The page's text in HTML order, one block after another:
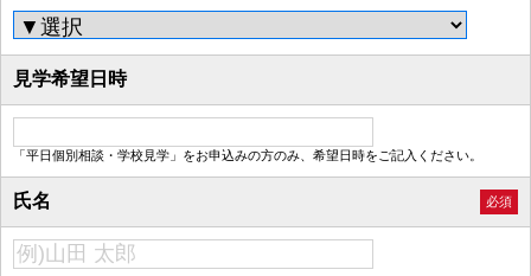
見学希望日時
「平日個別相談・学校見学」をお申込みの方のみ、希望日時をご記入ください。
氏名 必須